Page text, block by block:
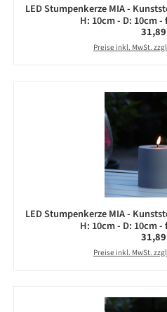
LED Stumpenkerze MIA -
H: 10cm - D: 10cm
Preise inkl. MwSt.
LED Stumpenkerze MIA -
H: 10cm - D: 10cm
Preise inkl. MwSt.